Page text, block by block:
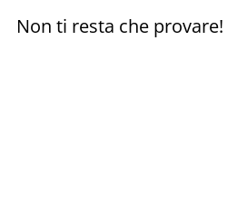
Non ti resta che provare!